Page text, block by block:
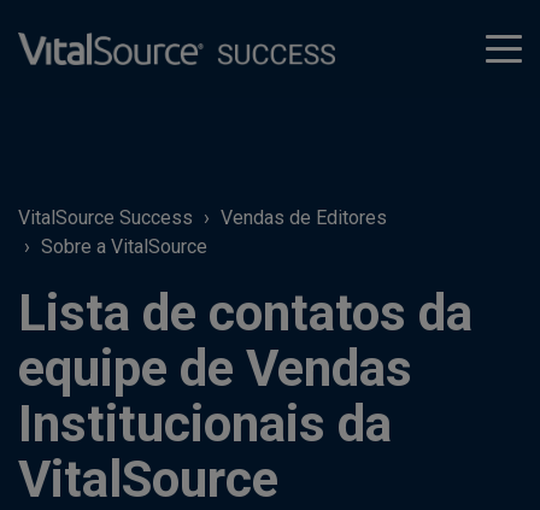
VitalSource Success
Vendas de Editores
Sobre a VitalSource
Lista de contatos da
equipe de Vendas
Institucionais da
VitalSource